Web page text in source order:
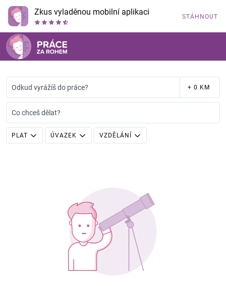
Zkus vyladěnou mobilní aplikaci STÁHNOUT
Odkud vyrážíš do práce? + 0 KM
Co chceš dělat?
PLAT ÚVAZEK VZDĚLÁNÍ